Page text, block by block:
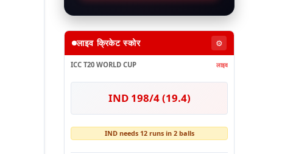
लाइव क्रिकेट स्कोर ⚙️
ICC T20 WORLD CUP लाइव
IND 198/4 (19.4)
IND needs 12 runs in 2 balls